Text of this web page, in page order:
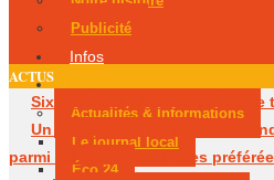
Publicité
Infos
Actualités & Informations
Le journal local
Éco 24
ACTUS
Six mois avec sursis après une
Un Périgourdin en lice aux
parmi les cités médiévales